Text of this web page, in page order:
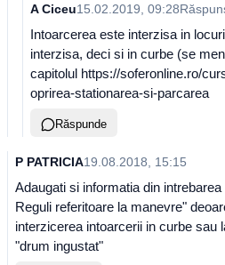
A Ciceu15.02.2019, 09:28
Intoarcerea este interzisa in
interzisa, deci si in curbe (se
capitolul https://soferonline.ro/
oprirea-stationarea-si-parcarea
Răspunde
P PATRICIA19.08.2018, 15:15
Adaugati si informatia din
Reguli referitoare la manevre"
interzicerea intoarcerii in curbe sau
"drum ingustat"